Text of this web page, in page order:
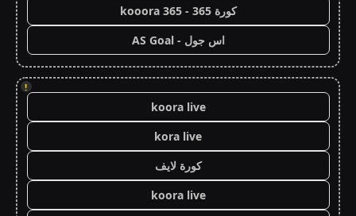
كورة 365 - kooora 365
اس جول - AS Goal
!
koora live
kora live
كورة لايف
koora live